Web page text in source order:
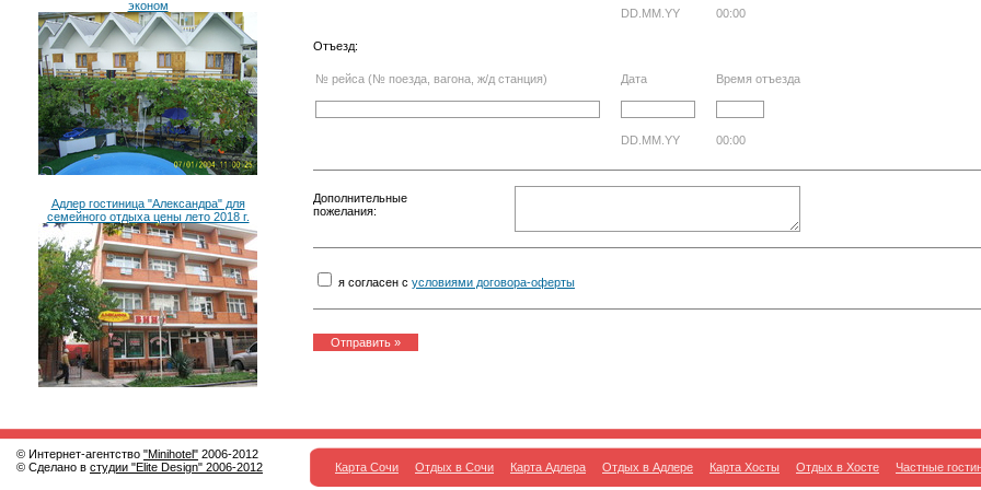
эконом
Адлер гостиница "Александра" для
семейного отдыха цены лето 2018 г.
DD.MM.YY 00:00
Отъезд:
№ рейса (№ поезда, вагона, ж/д станция) Дата Время отъезда
DD.MM.YY 00:00
Дополнительные
пожелания:
я согласен с условиями договора-оферты
© Интернет-агентство "Minihotel" 2006-2012
© Сделано в студии "Elite Design" 2006-2012 Карта Сочи Отдых в Сочи Карта Адлера Отдых в Адлере Карта Хосты Отдых в Хосте Частные